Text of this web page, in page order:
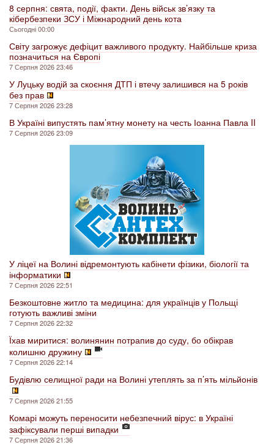
8 серпня: свята, події, факти. День військ зв’язку та
кібербезпеки ЗСУ і Міжнародний день кота
Сьогодні 00:00
Світу загрожує дефіцит важливого продукту. Найбільше криза
позначиться на Європі
7 Серпня 2026 23:46
У Луцьку водій за скоєння ДТП і втечу залишився на 5 років
без прав
7 Серпня 2026 23:28
В Україні випустять пам’ятну монету на честь Іоанна Павла II
7 Серпня 2026 23:09
У ліцеї на Волині відремонтують кабінети фізики, біології та
інформатики
7 Серпня 2026 22:51
Безкоштовне житло та медицина: для українців у Польщі
готують важливі зміни
7 Серпня 2026 22:32
Їхав миритися: волинянин потрапив до суду, бо обікрав
колишню дружину
7 Серпня 2026 22:14
Будівлю селищної ради на Волині утеплять за п’ять мільйонів
7 Серпня 2026 21:55
Комарі можуть переносити небезпечний вірус: в Україні
зафіксували перші випадки
7 Серпня 2026 21:36